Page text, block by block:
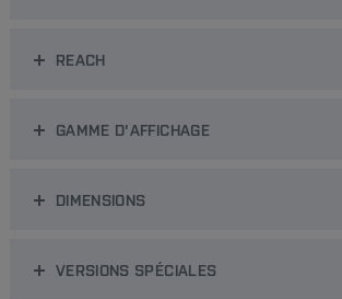
REACH
GAMME D'AFFICHAGE
DIMENSIONS
VERSIONS SPÉCIALES